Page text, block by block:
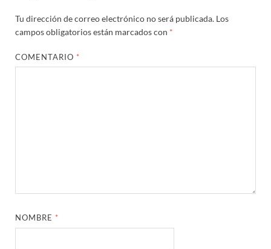
Tu dirección de correo electrónico no será publicada. Los
campos obligatorios están marcados con *
COMENTARIO *
NOMBRE *